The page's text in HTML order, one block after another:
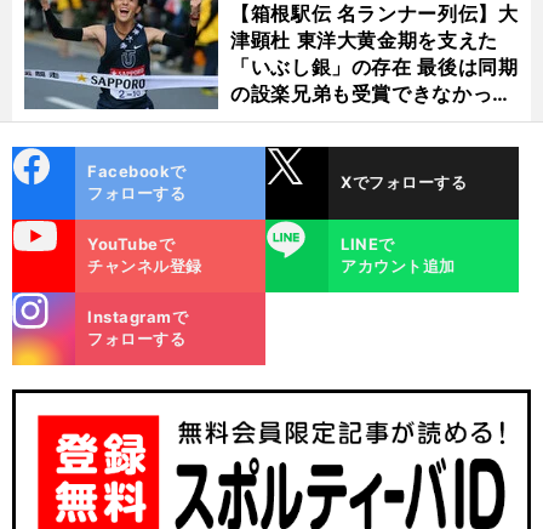
【箱根駅伝 名ランナー列伝】大
津顕杜 東洋大黄金期を支えた
「いぶし銀」の存在 最後は同期
の設楽兄弟も受賞できなかった
金栗杯に輝く
ok
Facebookで
フォローする
Xでフォローする
YouTubeで
チャンネル登録
LINE
LINEで
アカウント追加
m
Instagramで
フォローする